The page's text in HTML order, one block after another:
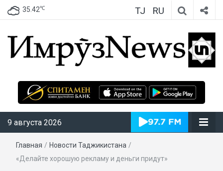
35.42℃ TJ RU
ИмрӯзNews
9 августа 2026
Главная / Новости Таджикистана /
«Делайте хорошую рекламу и деньги придут»